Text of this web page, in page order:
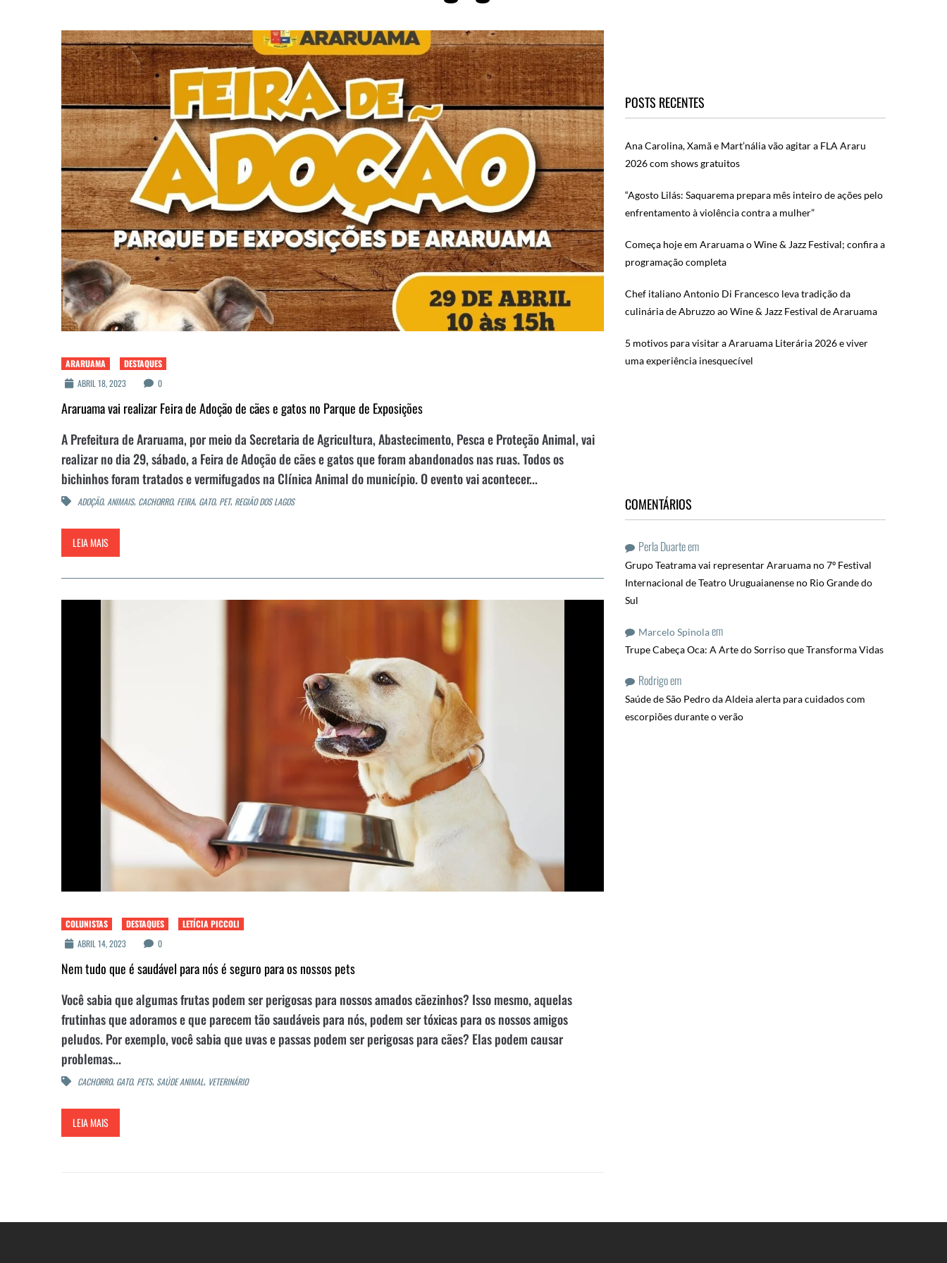
ARARUAMA
DESTAQUES
ABRIL 18, 2023
0
Araruama vai realizar Feira de Adoção de cães e gatos no Parque de Exposições
A Prefeitura de Araruama, por meio da Secretaria de Agricultura, Abastecimento, Pesca e Proteção Animal, vai
realizar no dia 29, sábado, a Feira de Adoção de cães e gatos que foram abandonados nas ruas. Todos os
bichinhos foram tratados e vermifugados na Clínica Animal do município. O evento vai acontecer...
ADOÇÃO, ANIMAIS, CACHORRO, FEIRA, GATO, PET, REGIÃO DOS LAGOS
LEIA MAIS
COLUNISTAS DESTAQUES
LETÍCIA PICCOLI
ABRIL 14, 2023
0
Nem tudo que é saudável para nós é seguro para os nossos pets
Você sabia que algumas frutas podem ser perigosas para nossos amados cãezinhos? Isso mesmo, aquelas
frutinhas que adoramos e que parecem tão saudáveis para nós, podem ser tóxicas para os nossos amigos
peludos. Por exemplo, você sabia que uvas e passas podem ser perigosas para cães? Elas podem causar
problemas...
CACHORRO, GATO, PETS, SAÚDE ANIMAL, VETERINÁRIO
LEIA MAIS
POSTS RECENTES
Ana Carolina, Xamã e Mart’nália vão agitar a FLA Araru
2026 com shows gratuitos
“Agosto Lilás: Saquarema prepara mês inteiro de ações pelo
enfrentamento à violência contra a mulher”
Começa hoje em Araruama o Wine & Jazz Festival; confira a
programação completa
Chef italiano Antonio Di Francesco leva tradição da
culinária de Abruzzo ao Wine & Jazz Festival de Araruama
5 motivos para visitar a Araruama Literária 2026 e viver
uma experiência inesquecível
COMENTÁRIOS
Perla Duarteem
Grupo Teatrama vai representar Araruama no 7º Festival
Internacional de Teatro Uruguaianense no Rio Grande do
Sul
Marcelo Spinolaem
Trupe Cabeça Oca: A Arte do Sorriso que Transforma Vidas
Rodrigoem
Saúde de São Pedro da Aldeia alerta para cuidados com
escorpiões durante o verão